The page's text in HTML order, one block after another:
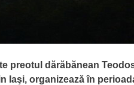
preotul dărăbănean
Iaşi, organizează în